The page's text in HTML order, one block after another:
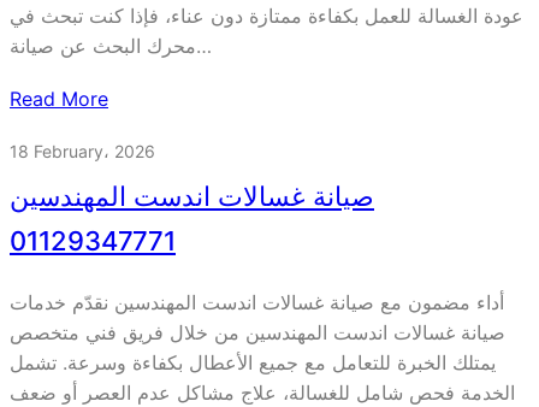
عودة الغسالة للعمل بكفاءة ممتازة دون عناء، فإذا كنت تبحث في
محرك البحث عن صيانة…
Read More
18 February، 2026
صيانة غسالات اندست المهندسين
01129347771
أداء مضمون مع صيانة غسالات اندست المهندسين نقدّم خدمات
صيانة غسالات اندست المهندسين من خلال فريق فني متخصص
يمتلك الخبرة للتعامل مع جميع الأعطال بكفاءة وسرعة. تشمل
الخدمة فحص شامل للغسالة، علاج مشاكل عدم العصر أو ضعف